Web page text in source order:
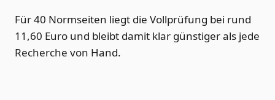
Für 40 Normseiten liegt die Vollprüfung bei rund
11,60 Euro und bleibt damit klar günstiger als jede
Recherche von Hand.